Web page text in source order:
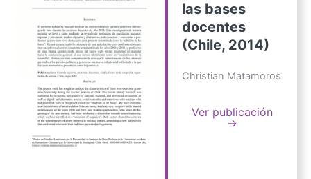
las bases
docentes
(Chile, 2014)
Christian Matamoros
Ver publicación
→